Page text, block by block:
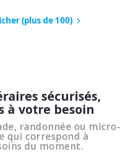
(plus de 100)
sécurisés,
à votre besoin
randonnée ou micro-
qui correspond à
du moment.